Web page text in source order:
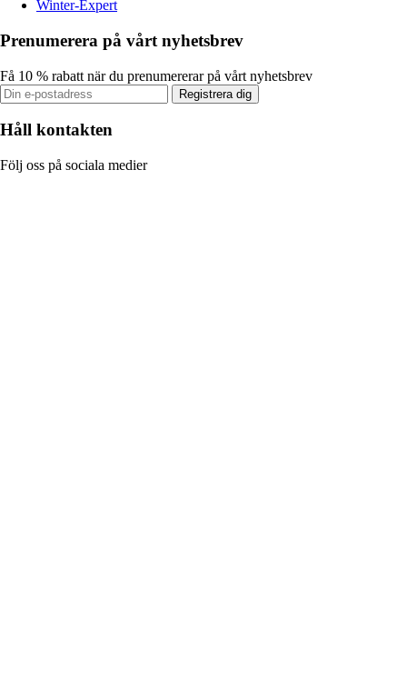
Winter-Expert
Prenumerera på vårt nyhetsbrev
Få 10 % rabatt när du prenumererar på vårt nyhetsbrev
Registrera dig
Håll kontakten
Följ oss på sociala medier